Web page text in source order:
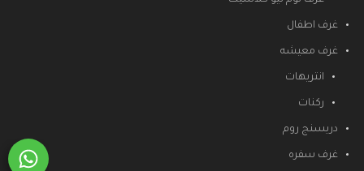
غرف اطفال
غرف معيشه
انتريهات
ركنات
دريسنج روم
غرف سفره